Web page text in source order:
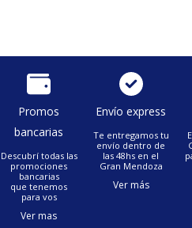
Promos
bancarias
Descubrí todas las
promociones
bancarias
que tenemos
para vos
Ver mas
Envío express
Te entregamos tu
envío dentro de
las 48hs en el
Gran Mendoza
Ver más